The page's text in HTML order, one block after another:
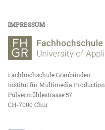
IMPRESSUM
Fachhochschule Graubünden
Institut für Multimedia Production
Pulvermühlestrasse 57
CH-7000 Chur